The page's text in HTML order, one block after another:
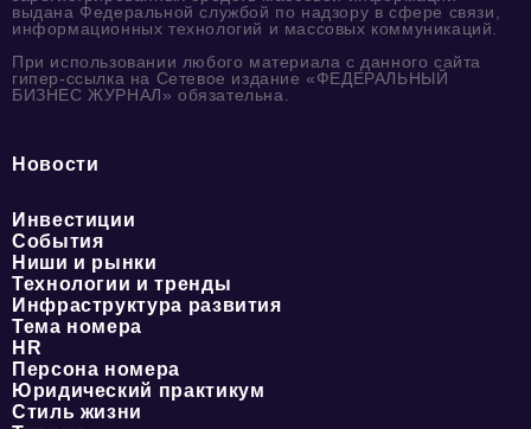
выдана Федеральной службой по надзору в сфере связи,
информационных технологий и массовых коммуникаций.
При использовании любого материала с данного сайта
гипер-ссылка на Сетевое издание «ФЕДЕРАЛЬНЫЙ
БИЗНЕС ЖУРНАЛ» обязательна.
Новости
Инвестиции
События
Ниши и рынки
Технологии и тренды
Инфраструктура развития
Тема номера
HR
Персона номера
Юридический практикум
Стиль жизни